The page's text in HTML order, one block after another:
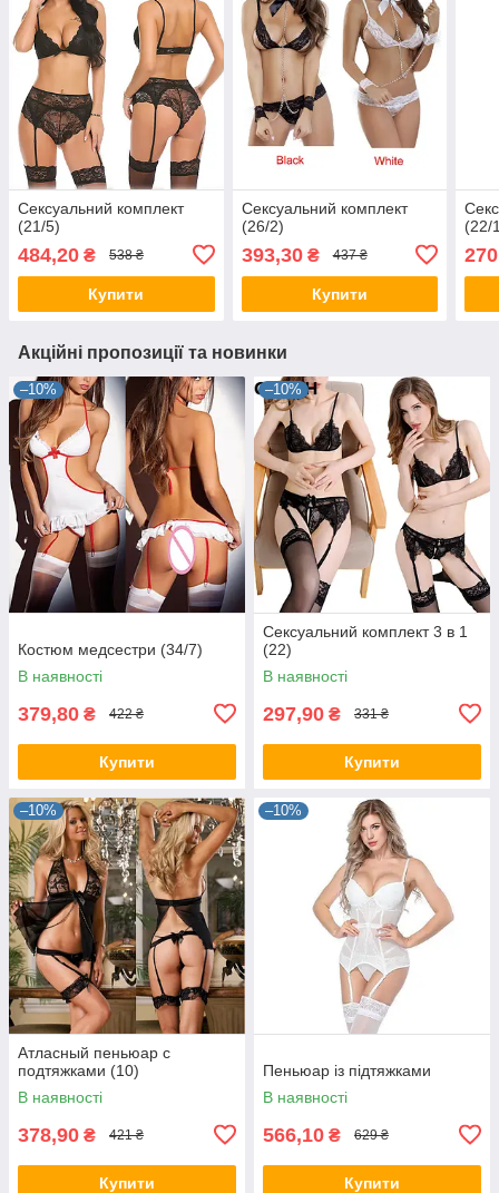
Сексуальний комплект
(21/5)
484,20 ₴ 538 ₴
Купити
Сексуальний комплект
(26/2)
393,30₴ 437 ₴
Купити
(22/
270
Акційні пропозиції та новинки
–10%
Костюм медсестри (34/7)
В наявності
379,80 ₴ 422 ₴
Купити
–10%
Сексуальний комплект 3 в 1
(22)
В наявності
297,90 ₴ 331 ₴
Купити
–10%
Атласный пеньюар с
подтяжками (10)
В наявності
378,90 ₴ 421 ₴
Купити
–10%
Пеньюар із підтяжками
В наявності
566,10 ₴ 629 ₴
Купити